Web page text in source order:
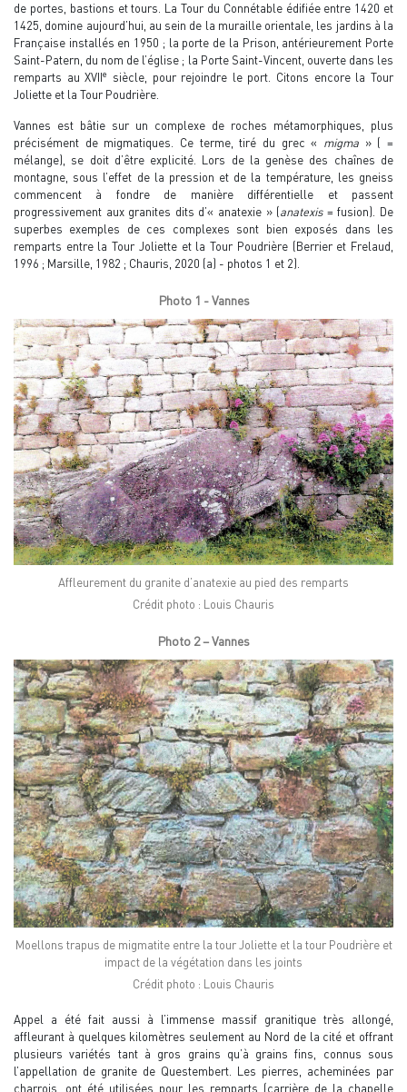
de portes, bastions et tours. La Tour du Connétable édifiée entre 1420 et
1425, domine aujourd’hui, au sein de la muraille orientale, les jardins à la
Française installés en 1950 ; la porte de la Prison, antérieurement Porte
Saint-Patern, du nom de l’église ; la Porte Saint-Vincent, ouverte dans les
remparts au XVIIe
siècle, pour rejoindre le port. Citons encore la Tour
Joliette et la Tour Poudrière.
Vannes est bâtie sur un complexe de roches métamorphiques, plus
précisément de migmatiques. Ce terme, tiré du grec « migma » ( =
mélange), se doit d’être explicité. Lors de la genèse des chaînes de
montagne, sous l’effet de la pression et de la température, les gneiss
commencent à fondre de manière différentielle et passent
progressivement aux granites dits d’« anatexie » (anatexis= fusion). De
superbes exemples de ces complexes sont bien exposés dans les
remparts entre la Tour Joliette et la Tour Poudrière (Berrier et Frelaud,
1996 ; Marsille, 1982 ; Chauris, 2020 (a) - photos 1 et 2).
Photo 1 - Vannes
Affleurement du granite d’anatexie au pied des remparts
Crédit photo : Louis Chauris
Photo 2 – Vannes
Moellons trapus de migmatite entre la tour Joliette et la tour Poudrière et
impact de la végétation dans les joints
Crédit photo : Louis Chauris
Appel a été fait aussi à l’immense massif granitique très allongé,
affleurant à quelques kilomètres seulement au Nord de la cité et offrant
plusieurs variétés tant à gros grains qu’à grains fins, connus sous
l’appellation de granite de Questembert. Les pierres, acheminées par
charrois, ont été utilisées pour les remparts (carrière de la chapelle